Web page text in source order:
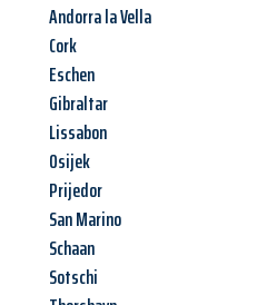
Andorra la Vella
Cork
Eschen
Gibraltar
Lissabon
Osijek
Prijedor
San Marino
Schaan
Sotschi